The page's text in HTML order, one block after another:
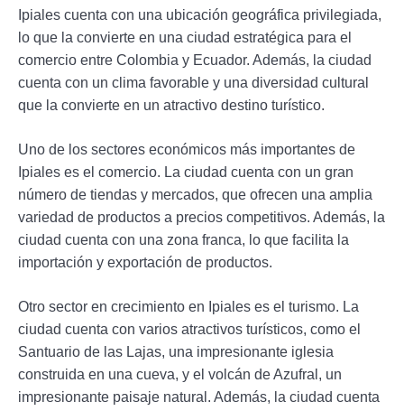
Ipiales cuenta con una ubicación geográfica privilegiada,
lo que la convierte en una ciudad estratégica para el
comercio entre Colombia y Ecuador. Además, la ciudad
cuenta con un clima favorable y una diversidad cultural
que la convierte en un atractivo destino turístico.
Uno de los sectores económicos más importantes de
Ipiales es el comercio. La ciudad cuenta con un gran
número de tiendas y mercados, que ofrecen una amplia
variedad de productos a precios competitivos. Además, la
ciudad cuenta con una zona franca, lo que facilita la
importación y exportación de productos.
Otro sector en crecimiento en Ipiales es el turismo. La
ciudad cuenta con varios atractivos turísticos, como el
Santuario de las Lajas, una impresionante iglesia
construida en una cueva, y el volcán de Azufral, un
impresionante paisaje natural. Además, la ciudad cuenta